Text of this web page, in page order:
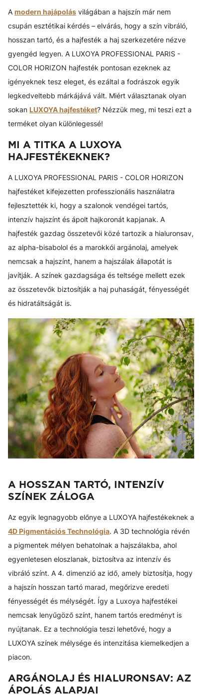
A modern hajápolás világában a hajszín már nem
csupán esztétikai kérdés – elvárás, hogy a szín vibráló,
hosszan tartó, és a hajfesték a haj szerkezetére nézve
gyengéd legyen. A LUXOYA PROFESSIONAL PARIS -
COLOR HORIZON hajfesték pontosan ezeknek az
igényeknek tesz eleget, és ezáltal a fodrászok egyik
legkedveltebb márkájává vált. Miért választanak olyan
sokan LUXOYA hajfestéket? Nézzük meg, mi teszi ezt a
terméket olyan különlegessé!
MI A TITKA A LUXOYA
HAJFESTÉKEKNEK?
A LUXOYA PROFESSIONAL PARIS - COLOR HORIZON
hajfestéket kifejezetten professzionális használatra
fejlesztették ki, hogy a szalonok vendégei tartós,
intenzív hajszínt és ápolt hajkoronát kapjanak. A
hajfesték gazdag összetevői közé tartozik a hialuronsav,
az alpha-bisabolol és a marokkói argánolaj, amelyek
nemcsak a hajszínt, hanem a hajszálak állapotát is
javítják. A színek gazdagsága és teltsége mellett ezek
az összetevők biztosítják a haj puhaságát, fényességét
és hidratáltságát is.
A HOSSZAN TARTÓ, INTENZÍV
SZÍNEK ZÁLOGA
Az egyik legnagyobb előnye a LUXOYA hajfestékeknek a
4D Pigmentációs Technológia. A 3D technológia révén
a pigmentek mélyen behatolnak a hajszálakba, ahol
egyenletesen eloszlanak, biztosítva az intenzív és
vibráló színt. A 4. dimenzió az idő, amely biztosítja, hogy
a hajszín hosszan tartó marad, megőrizve eredeti
fényességét és mélységét. Így a Luxoya hajfestékei
nemcsak lenyűgöző színt, hanem tartós eredményt is
nyújtanak. Ez a technológia teszi lehetővé, hogy a
LUXOYA színek mélysége és intenzitása kiemelkedjen a
piacon.
ARGÁNOLAJ ÉS HIALURONSAV: AZ
ÁPOLÁS ALAPJAI